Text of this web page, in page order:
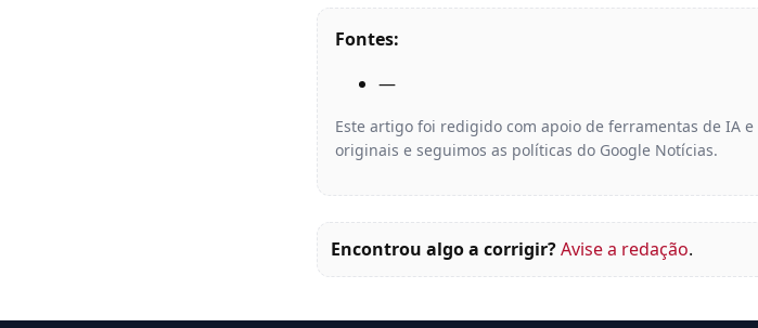
Fontes:
—
Este artigo foi redigido com apoio de ferramentas de IA e
originais e seguimos as políticas do Google Notícias.
Encontrou algo a corrigir?Avise a redação.